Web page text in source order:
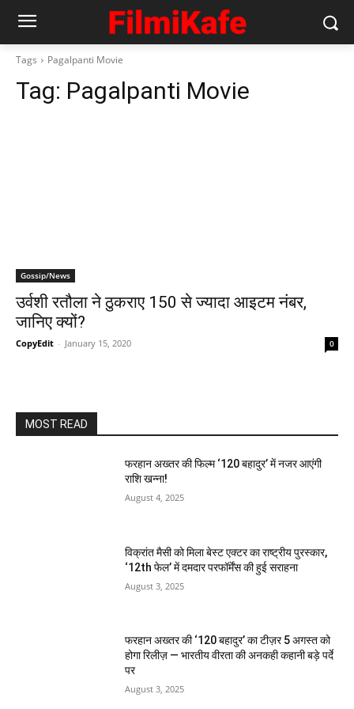
Tags Pagalpanti Movie
Tag: Pagalpanti Movie
Gossip/News
उर्वशी रतौला ने ठुकराए 150 से ज्‍यादा आइटम नंबर,
जानिए क्‍यों?
CopyEdit - January 15, 2020 0
MOST READ
फरहान अख्तर की फिल्म ‘120 बहादुर’ में नजर आएंगी
राशि खन्ना!
August 4, 2025
विक्रांत मैसी को मिला बेस्ट एक्टर का राष्ट्रीय पुरस्कार,
‘12th फेल’ में दमदार परफॉर्मेंस की हुई सराहना
August 3, 2025
फरहान अख्तर की ‘120 बहादुर’ का टीज़र 5 अगस्त को
होगा रिलीज़ — भारतीय वीरता की अनकही कहानी बड़े पर्दे
पर
August 3, 2025